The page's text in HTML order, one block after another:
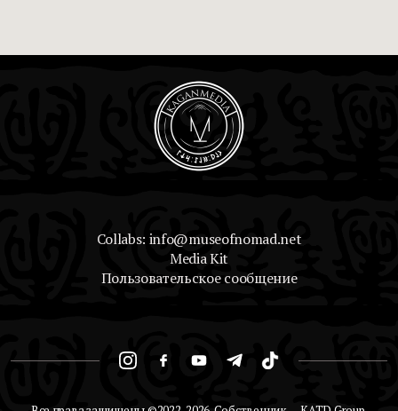
Collabs: info@museofnomad.net
Media Kit
Пользовательское сообщение